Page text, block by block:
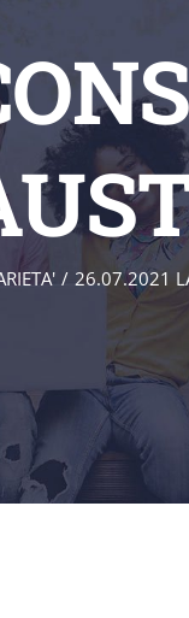
/ 26.07.2021